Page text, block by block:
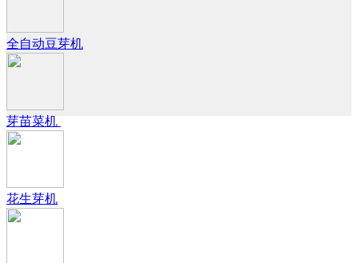
全自动豆芽机
芽苗菜机
花生芽机